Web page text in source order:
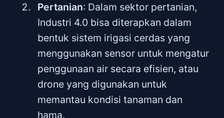
Pertanian: Dalam sektor pertanian,
Industri 4.0 bisa diterapkan dalam
bentuk sistem irigasi cerdas yang
menggunakan sensor untuk mengatur
penggunaan air secara efisien, atau
drone yang digunakan untuk
memantau kondisi tanaman dan
hama.